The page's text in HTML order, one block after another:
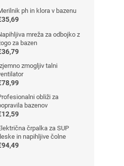
ph in klora v bazenu
mreža za odbojko z
za bazen
zmogljiv talni
obliži za
bazenov
črpalka za SUP
in napihljive čolne